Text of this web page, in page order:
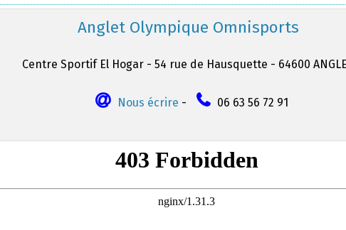
Anglet Olympique Omnisports
Centre Sportif El Hogar - 54 rue de Hausquette - 64600
Nous écrire - 06 63 56 72 91